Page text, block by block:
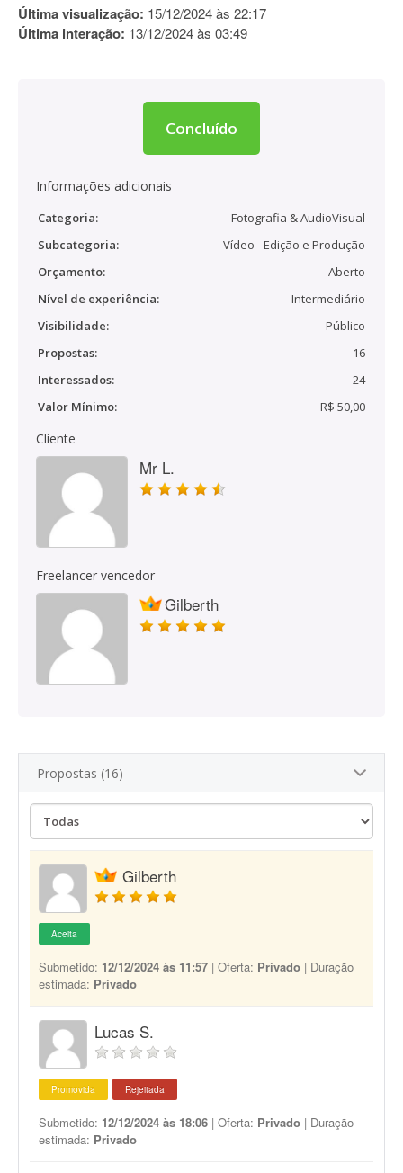
Última visualização: 15/12/2024 às 22:17
Última interação: 13/12/2024 às 03:49
Concluído
Informações adicionais
Categoria:
Fotografia & AudioVisual
Subcategoria:
Vídeo - Edição e Produção
Orçamento:
Aberto
Nível de experiência:
Intermediário
Visibilidade:
Público
Propostas:
16
Interessados:
24
Valor Mínimo:
R$ 50,00
Cliente
Mr L.
Freelancer vencedor
Gilberth
Propostas (16)
Gilberth
Aceita
Submetido: 12/12/2024 às 11:57 | Oferta: Privado | Duração
estimada: Privado
Lucas S.
Promovida Rejeitada
Submetido: 12/12/2024 às 18:06 | Oferta: Privado | Duração
estimada: Privado